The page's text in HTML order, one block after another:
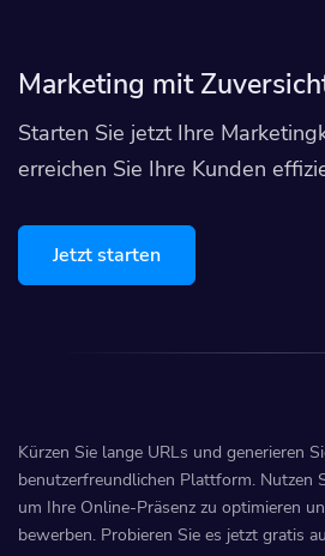
Marketing mit
Starten Sie jetzt Ihre
erreichen Sie Ihre Kunden
Jetzt starten
Kürzen Sie lange URLs und generieren
benutzerfreundlichen Plattform. Nutzen
um Ihre Online-Präsenz zu optimieren
bewerben. Probieren Sie es jetzt gratis